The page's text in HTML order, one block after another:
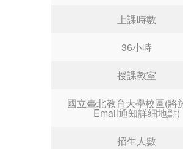
上課時數
36小時
授課教室
國立臺北教育大學校區(將
Email通知詳細地點)
招生人數